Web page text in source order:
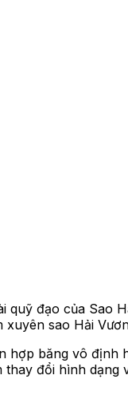
quỹ đạo của Sao
sao Hải
hợp băng vô
đổi hình dạng